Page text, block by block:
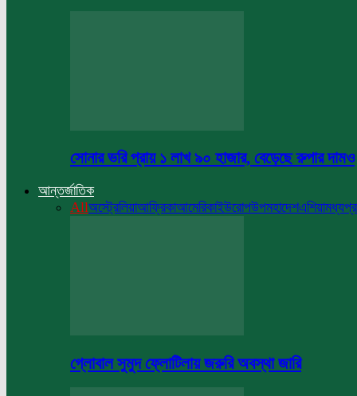
সোনার ভরি প্রায় ১ লাখ ৯০ হাজার, বেড়েছে রুপার দামও
আন্তর্জাতিক
Allঅস্ট্রেলিয়াআফ্রিকাআমেরিকাইউরোপউপমহাদেশএশিয়া
গ্লোবাল সুমুদ ফ্লোটিলায় জরুরি অবস্থা জারি